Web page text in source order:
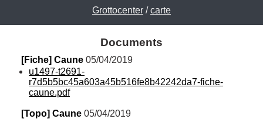
Grottocenter /carte
Documents
[Fiche] Caune 05/04/2019
u1497-t2691-
r7d5b5bc45a603a45b516fe8b42242da7-fiche-
caune.pdf
[Topo] Caune 05/04/2019